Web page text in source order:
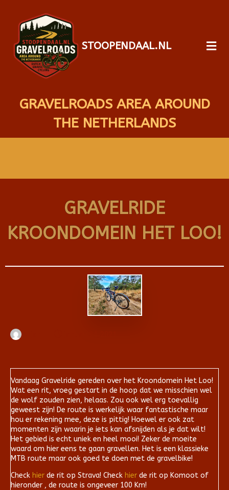
STOOPENDAAL.NL
GRAVELROADS AREA AROUND
THE NETHERLANDS
GRAVELRIDE
KROONDOMEIN HET LOO!
Vandaag Gravelride gereden over het Kroondomein Het Loo!
Wat een rit, vroeg gestart in de hoop dat we misschien wel
de wolf zouden zien, helaas. Zou ook wel erg toevallig
geweest zijn! De route is werkelijk waar fantastische maar
hou er rekening mee, deze is pittig! Hoewel er ook zat
momenten zijn waarin je iets kan afsnijden als je dat wilt!
Het gebied is echt uniek en heel mooi! Zeker de moeite
waard om hier eens te gaan gravellen. Het is een klassieke
MTB route maar ook goed te doen met de gravelbike!
Check hier de rit op Strava! Check hier de rit op Komoot of
hieronder , de route is ongeveer 100 Km!